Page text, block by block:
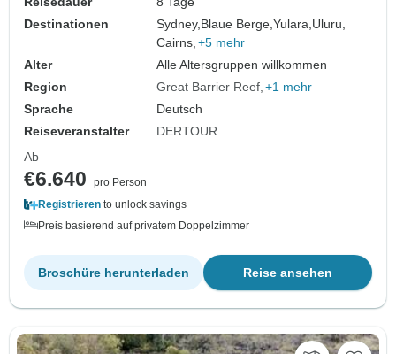
Destinationen
Sydney, Blaue Berge,Yulara, Uluru,
Cairns, +5 mehr
Alter
Alle Altersgruppen willkommen
Region
Great Barrier Reef +1 mehr
Sprache
Deutsch
Reiseveranstalter
DERTOUR
Ab
€6.640
pro Person
Registrieren to unlock savings
Preis basierend auf privatem Doppelzimmer
Reise ansehen
Broschüre herunterladen